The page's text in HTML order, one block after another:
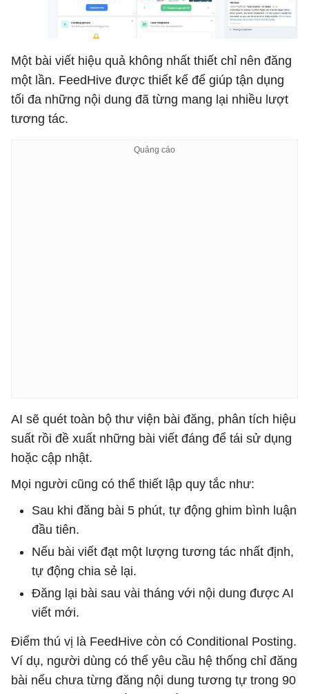
Một bài viết hiệu quả không nhất thiết chỉ nên đăng
một lần. FeedHive được thiết kế để giúp tận dụng
tối đa những nội dung đã từng mang lại nhiều lượt
tương tác.
AI sẽ quét toàn bộ thư viện bài đăng, phân tích hiệu
suất rồi đề xuất những bài viết đáng để tái sử dụng
hoặc cập nhật.
Mọi người cũng có thể thiết lập quy tắc như:
Sau khi đăng bài 5 phút, tự động ghim bình luận
đầu tiên.
Nếu bài viết đạt một lượng tương tác nhất định,
tự động chia sẻ lại.
Đăng lại bài sau vài tháng với nội dung được AI
viết mới.
Điểm thú vị là FeedHive còn có Conditional Posting.
Ví dụ, người dùng có thể yêu cầu hệ thống chỉ đăng
bài nếu chưa từng đăng nội dung tương tự trong 90